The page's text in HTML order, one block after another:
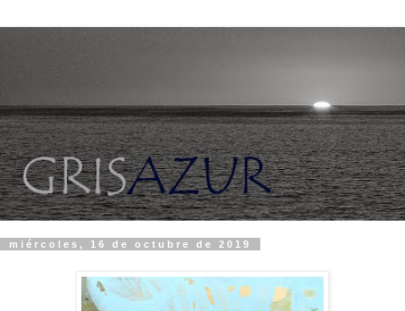
miércoles, 16 de octubre de 2019